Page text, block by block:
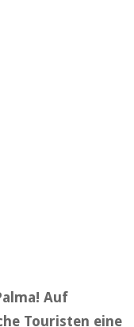
Auf
Touristen eine